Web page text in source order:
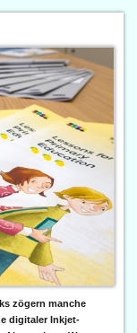
zögern manche
digitaler Inkjet-